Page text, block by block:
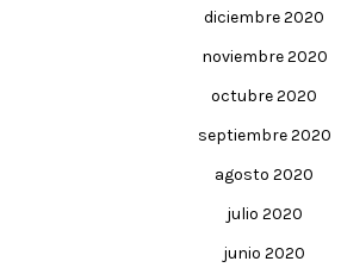
diciembre 2020
noviembre 2020
octubre 2020
septiembre 2020
agosto 2020
julio 2020
junio 2020